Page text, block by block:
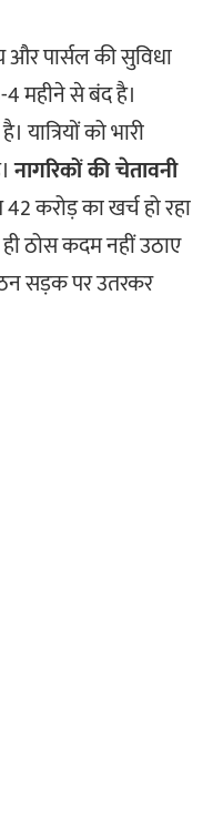
पार्सल की सुविधा
महीने से बंद है।
यात्रियों को भारी
नागरिकों की चेतावनी
करोड़ का खर्च हो रहा
ठोस कदम नहीं उठाए
सड़क पर उतरकर